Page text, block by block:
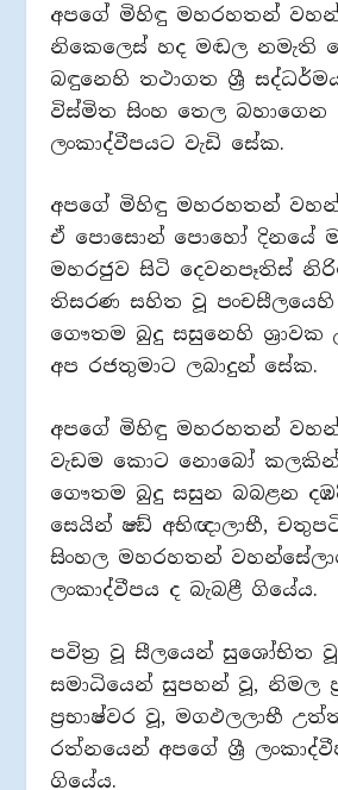
අපගේ මිහිඳු මහරහතන්
නිකෙලෙස් හද මඬල නමැති
බඳුනෙහි තථාගත ශ්‍රී
විස්මිත සිංහ තෙල බහාගෙන
ලංකාද්වීපයට වැඩි සේක.
අපගේ මිහිඳු මහරහතන්
ඒ පොසොන් පොහෝ දිනයේ
මහරජුව සිටි දෙවනපෑතිස්
තිසරණ සහිත වූ පංචසීලයෙහි
ගෞතම බුදු සසුනෙහි ශ්‍රාවක
අප රජතුමාට ලබාදුන් සේක.
අපගේ මිහිඳු මහරහතන්
වැඩම කොට නොබෝ
ගෞතම බුදු සසුන බබළන
සෙයින් ෂඞ් අභිඥාලාභී,
සිංහල මහරහතන්
ලංකාද්වීපය ද බැබළී ගියේය.
පවිත්‍ර වූ සීලයෙන් සුශෝභිත
සමාධියෙන් සුපහන් වූ, නිමල
ප්‍රභාෂ්වර වූ, මගඵලලාභී
රත්නයෙන් අපගේ ශ්‍රී
ගියේය.